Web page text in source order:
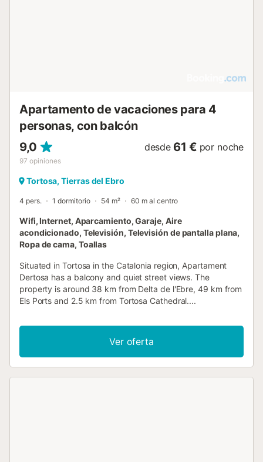
Apartamento de vacaciones para 4
personas, con balcón
9,0
97 opiniones
desde 61 € por noche
Tortosa, Tierras del Ebro
4 pers. 1 dormitorio 54 m² 60 m al centro
Wifi, Internet, Aparcamiento, Garaje, Aire
acondicionado, Televisión, Televisión de pantalla plana,
Ropa de cama, Toallas
Situated in Tortosa in the Catalonia region, Apartament
Dertosa has a balcony and quiet street views. The
property is around 38 km from Delta de l'Ebre, 49 km from
Els Ports and 2.5 km from Tortosa Cathedral....
Ver oferta